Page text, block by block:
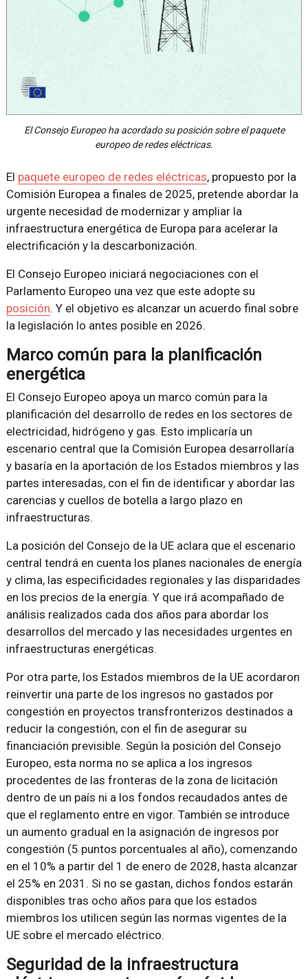
El Consejo Europeo ha acordado su posición sobre el paquete
europeo de redes eléctricas.
El paquete europeo de redes eléctricas, propuesto por la
Comisión Europea a finales de 2025, pretende abordar la
urgente necesidad de modernizar y ampliar la
infraestructura energética de Europa para acelerar la
electrificación y la descarbonización.
El Consejo Europeo iniciará negociaciones con el
Parlamento Europeo una vez que este adopte su
posición. Y el objetivo es alcanzar un acuerdo final sobre
la legislación lo antes posible en 2026.
Marco común para la planificación
energética
El Consejo Europeo apoya un marco común para la
planificación del desarrollo de redes en los sectores de
electricidad, hidrógeno y gas. Esto implicaría un
escenario central que la Comisión Europea desarrollaría
y basaría en la aportación de los Estados miembros y las
partes interesadas, con el fin de identificar y abordar las
carencias y cuellos de botella a largo plazo en
infraestructuras.
La posición del Consejo de la UE aclara que el escenario
central tendrá en cuenta los planes nacionales de energía
y clima, las especificidades regionales y las disparidades
en los precios de la energía. Y que irá acompañado de
análisis realizados cada dos años para abordar los
desarrollos del mercado y las necesidades urgentes en
infraestructuras energéticas.
Por otra parte, los Estados miembros de la UE acordaron
reinvertir una parte de los ingresos no gastados por
congestión en proyectos transfronterizos destinados a
reducir la congestión, con el fin de asegurar su
financiación previsible. Según la posición del Consejo
Europeo, esta norma no se aplica a los ingresos
procedentes de las fronteras de la zona de licitación
dentro de un país ni a los fondos recaudados antes de
que el reglamento entre en vigor. También se introduce
un aumento gradual en la asignación de ingresos por
congestión (5 puntos porcentuales al año), comenzando
en el 10% a partir del 1 de enero de 2028, hasta alcanzar
el 25% en 2031. Si no se gastan, dichos fondos estarán
disponibles tras ocho años para que los estados
miembros los utilicen según las normas vigentes de la
UE sobre el mercado eléctrico.
Seguridad de la infraestructura